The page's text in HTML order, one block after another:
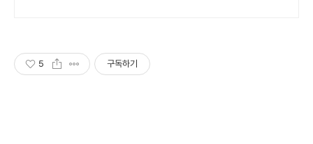
5 구독하기